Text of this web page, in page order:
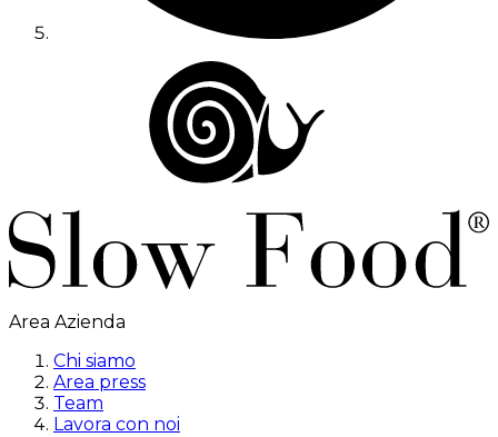
Area Azienda
Chi siamo
Area press
Team
Lavora con noi